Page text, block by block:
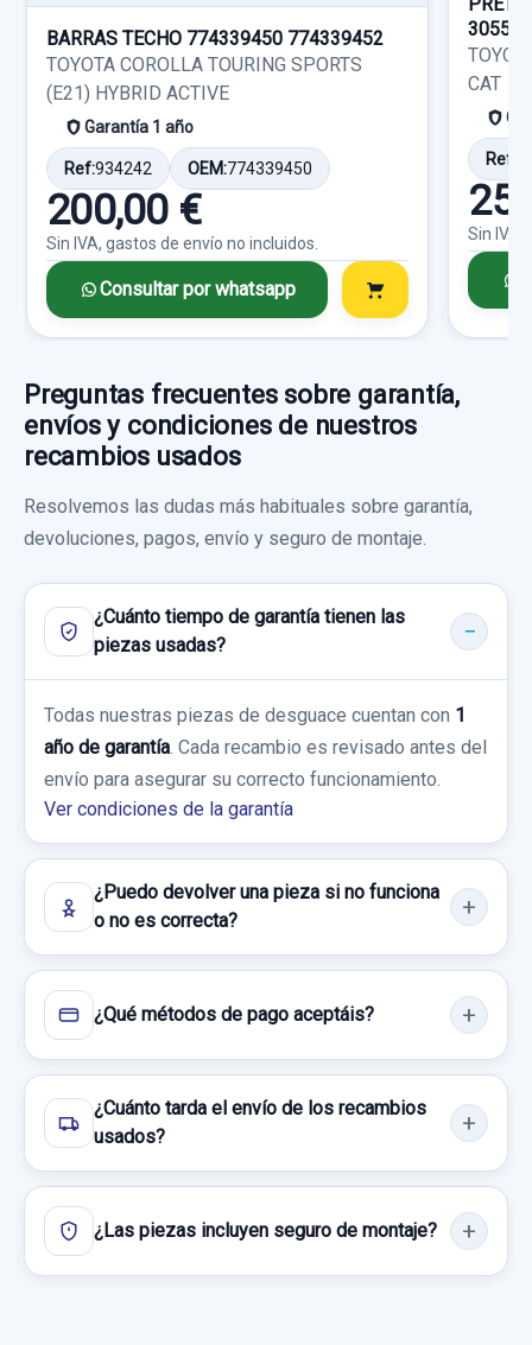
Sin IVA, gastos de envío no incluidos.
Consultar por whatsapp
Ref:756405 OEM: 45020024
16,52 €
Sin IVA, gastos de envío no incluidos.
Consultar por whatsapp
BARRAS TECHO 774339450 774339452
TOYOTA COROLLA TOURING SPORTS
(E21) HYBRID ACTIVE
Garantía 1 año
Ref:934242 OEM:774339450
200,00 €
Sin IVA, gastos de envío no incluidos.
Consultar por whatsapp
CAT
Ref:
Sin IVA,
Preguntas frecuentes sobre garantía,
envíos y condiciones de nuestros
recambios usados
Resolvemos las dudas más habituales sobre garantía,
devoluciones, pagos, envío y seguro de montaje.
¿Cuánto tiempo de garantía tienen las
piezas usadas?
Todas nuestras piezas de desguace cuentan con 1
año de garantía . Cada recambio es revisado antes del
envío para asegurar su correcto funcionamiento.
Ver condiciones de la garantía
¿Puedo devolver una pieza si no funciona
o no es correcta?
¿Qué métodos de pago aceptáis?
¿Cuánto tarda el envío de los recambios
usados?
¿Las piezas incluyen seguro de montaje?